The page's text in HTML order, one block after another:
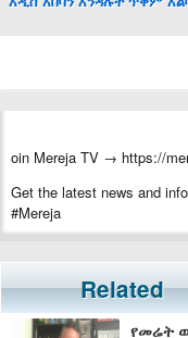
oin Mereja TV → https://
Get the latest news and
#Mereja
Mereja presents Ethiopian
entertainmentRelated